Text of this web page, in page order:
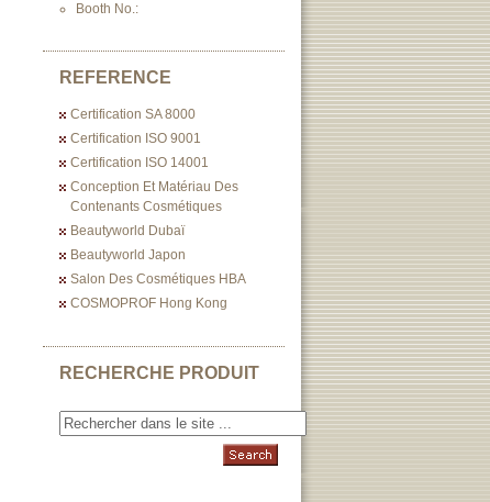
Booth No.:
REFERENCE
Certification SA 8000
Certification ISO 9001
Certification ISO 14001
Conception Et Matériau Des
Contenants Cosmétiques
Beautyworld Dubaï
Beautyworld Japon
Salon Des Cosmétiques HBA
COSMOPROF Hong Kong
RECHERCHE PRODUIT